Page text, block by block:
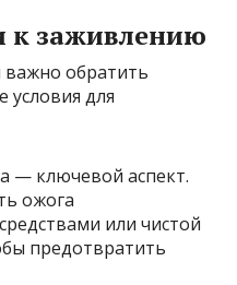
к заживлению
обратить
для
— ключевой аспект.
ожога
или чистой
предотвратить